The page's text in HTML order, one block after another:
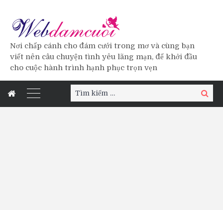
Nơi chấp cánh cho đám cưới trong mơ và cùng bạn
viết nên câu chuyện tình yêu lãng mạn, để khởi đầu
cho cuộc hành trình hạnh phục trọn vẹn
Tìm
kiếm:
Tìm
kiếm